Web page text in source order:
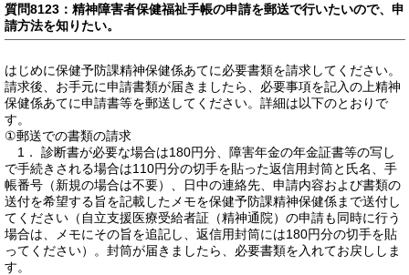
質問8123：精神障害者保健福祉手帳の申請を郵送で行いたいので、申
請方法を知りたい。
はじめに保健予防課精神保健係あてに必要書類を請求してください。
請求後、お手元に申請書類が届きましたら、必要事項を記入の上精神
保健係あてに申請書等を郵送してください。詳細は以下のとおりで
す。
①郵送での書類の請求
1． 診断書が必要な場合は180円分、障害年金の年金証書等の写し
で手続きされる場合は110円分の切手を貼った返信用封筒と氏名、手
帳番号（新規の場合は不要）、日中の連絡先、申請内容および書類の
送付を希望する旨を記載したメモを保健予防課精神保健係まで送付し
てください（自立支援医療受給者証（精神通院）の申請も同時に行う
場合は、メモにその旨を追記し、返信用封筒には180円分の切手を貼
ってください）。封筒が届きましたら、必要書類を入れてお戻ししま
す。